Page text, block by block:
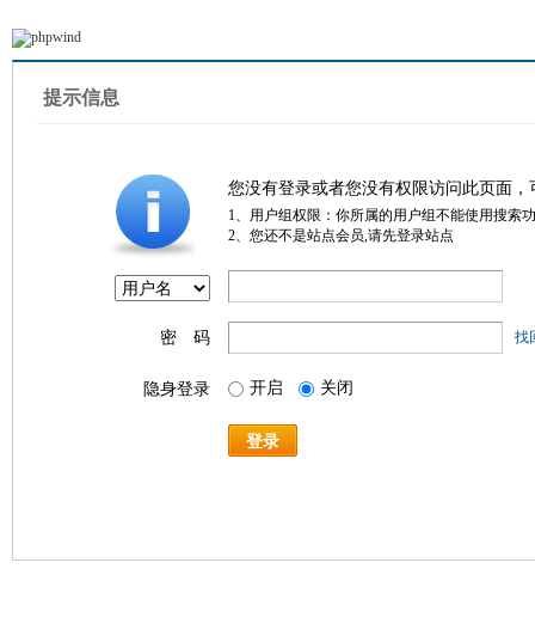
提示信息
您没有登录或者您没有权限访问此页面
1、用户组权限：你所属的用户组不能使用搜索
2、您还不是站点会员,请先登录站点
密 码 找
隐身登录 开启 关闭
登录